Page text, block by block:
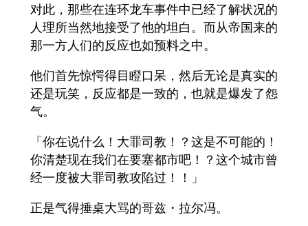
对此，那些在连环龙车事件中已经了解状况的
人理所当然地接受了他的坦白。而从帝国来的
那一方人们的反应也如预料之中。
他们首先惊愕得目瞪口呆，然后无论是真实的
还是玩笑，反应都是一致的，也就是爆发了怨
气。
「你在说什么！大罪司教！？这是不可能的！
你清楚现在我们在要塞都市吧！？这个城市曾
经一度被大罪司教攻陷过！！」
正是气得捶桌大骂的哥兹・拉尔冯。